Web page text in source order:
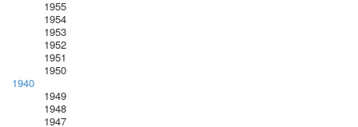
1955
1954
1953
1952
1951
1950
1940
1949
1948
1947